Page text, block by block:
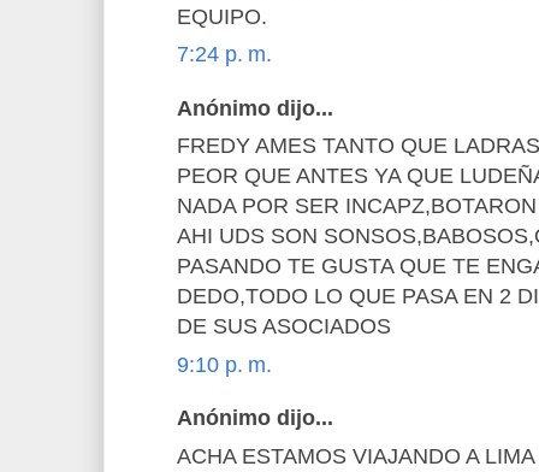
EQUIPO.
7:24 p. m.
Anónimo dijo...
FREDY AMES TANTO QUE
PEOR QUE ANTES YA QUE
NADA POR SER
AHI UDS SON
PASANDO TE GUSTA QUE TE
DEDO,TODO LO QUE PASA EN 2
DE SUS ASOCIADOS
9:10 p. m.
Anónimo dijo...
ACHA ESTAMOS VIAJANDO A